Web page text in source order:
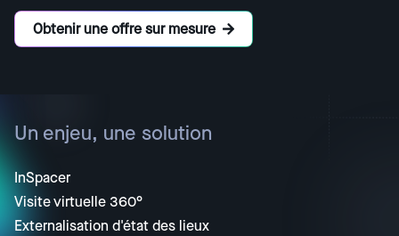
Obtenir une offre sur mesure
Un enjeu, une solution
InSpacer
Visite virtuelle 360°
Externalisation d'état des lieux